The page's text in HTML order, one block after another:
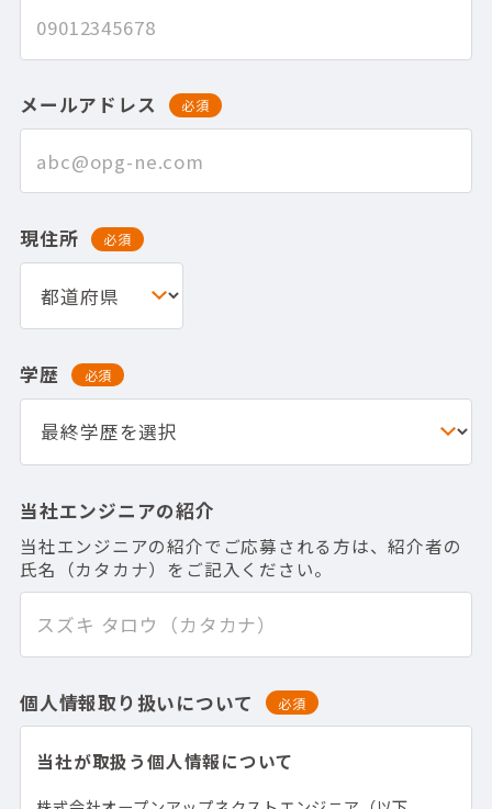
メールアドレス 必須
現住所 必須
学歴 必須
当社エンジニアの紹介
当社エンジニアの紹介でご応募される方は、紹介者の
氏名（カタカナ）をご記入ください。
個人情報取り扱いについて 必須
当社が取扱う個人情報について